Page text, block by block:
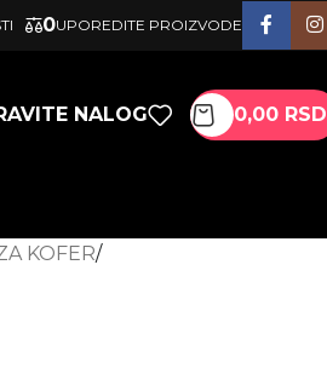
0UPOREDITE PROIZVODE
NALOG 0,00 RSD
KOFER